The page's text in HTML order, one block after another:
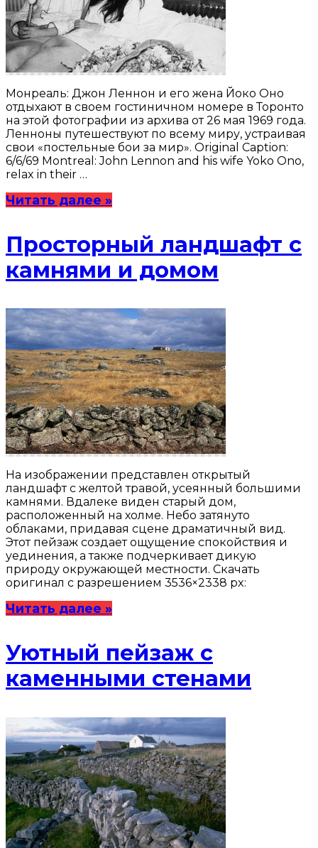
Монреаль: Джон Леннон и его жена Йоко Оно
отдыхают в своем гостиничном номере в Торонто
на этой фотографии из архива от 26 мая 1969 года.
Ленноны путешествуют по всему миру, устраивая
свои «постельные бои за мир». Original Caption:
6/6/69 Montreal: John Lennon and his wife Yoko Ono,
relax in their …
Читать далее »
Просторный ландшафт с
камнями и домом
На изображении представлен открытый
ландшафт с желтой травой, усеянный большими
камнями. Вдалеке виден старый дом,
расположенный на холме. Небо затянуто
облаками, придавая сцене драматичный вид.
Этот пейзаж создает ощущение спокойствия и
уединения, а также подчеркивает дикую
природу окружающей местности. Скачать
оригинал с разрешением 3536×2338 px:
Читать далее »
Уютный пейзаж с
каменными стенами